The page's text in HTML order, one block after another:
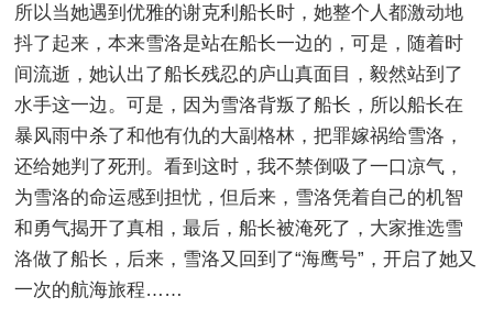
所以当她遇到优雅的谢克利船长时，她整个人都激动地
抖了起来，本来雪洛是站在船长一边的，可是，随着时
间流逝，她认出了船长残忍的庐山真面目，毅然站到了
水手这一边。可是，因为雪洛背叛了船长，所以船长在
暴风雨中杀了和他有仇的大副格林，把罪嫁祸给雪洛，
还给她判了死刑。看到这时，我不禁倒吸了一口凉气，
为雪洛的命运感到担忧，但后来，雪洛凭着自己的机智
和勇气揭开了真相，最后，船长被淹死了，大家推选雪
洛做了船长，后来，雪洛又回到了“海鹰号”，开启了她又
一次的航海旅程……